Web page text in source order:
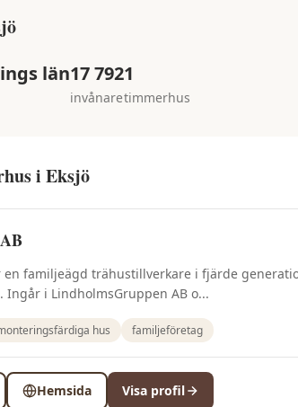
län17 792
invånare
1
timmerhus
i Eksjö
en familjeägd trähustillverkare i fjärde
Ingår i LindholmsGruppen AB o...
hus familjeföretag
Hemsida Visa profil